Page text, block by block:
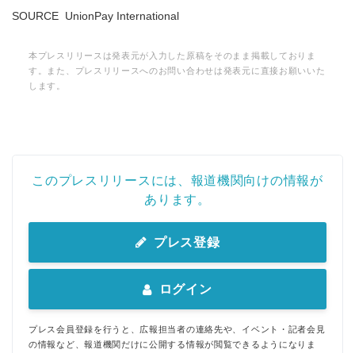
SOURCE UnionPay International
本プレスリリースは発表元が入力した原稿をそのまま掲載しておりま
す。また、プレスリリースへのお問い合わせは発表元に直接お願いいた
します。
このプレスリリースには、報道機関向けの情報が
あります。
プレス登録
ログイン
プレス会員登録を行うと、広報担当者の連絡先や、イベント・記者会見
の情報など、報道機関だけに公開する情報が閲覧できるようになりま